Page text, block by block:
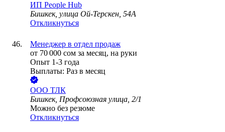
ИП People Hub
Бишкек, улица Ой-Терскен, 54А
Откликнуться
Менеджер в отдел продаж
от 70 000 сом за месяц, на руки
Опыт 1-3 года
Выплаты: Раз в месяц
ООО ТЛК
Бишкек, Профсоюзная улица, 2/1
Можно без резюме
Откликнуться